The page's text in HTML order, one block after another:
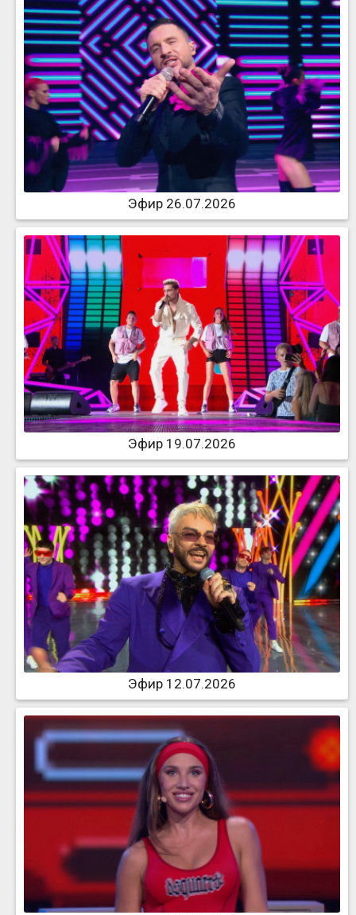
Эфир 26.07.2026
Эфир 19.07.2026
Эфир 12.07.2026